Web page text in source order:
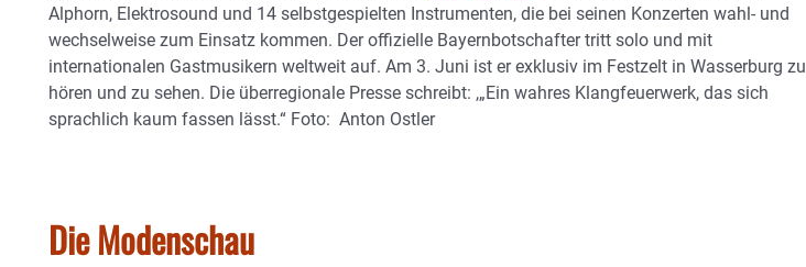
Alphorn, Elektrosound und 14 selbstgespielten Instrumenten, die bei seinen Konzerten wahl- und
wechselweise zum Einsatz kommen. Der offizielle Bayernbotschafter tritt solo und mit
internationalen Gastmusikern weltweit auf. Am 3. Juni ist er exklusiv im Festzelt in Wasserburg zu
hören und zu sehen. Die überregionale Presse schreibt: ,„Ein wahres Klangfeuerwerk, das sich
sprachlich kaum fassen lässt.“ Foto: Anton Ostler
Die Modenschau